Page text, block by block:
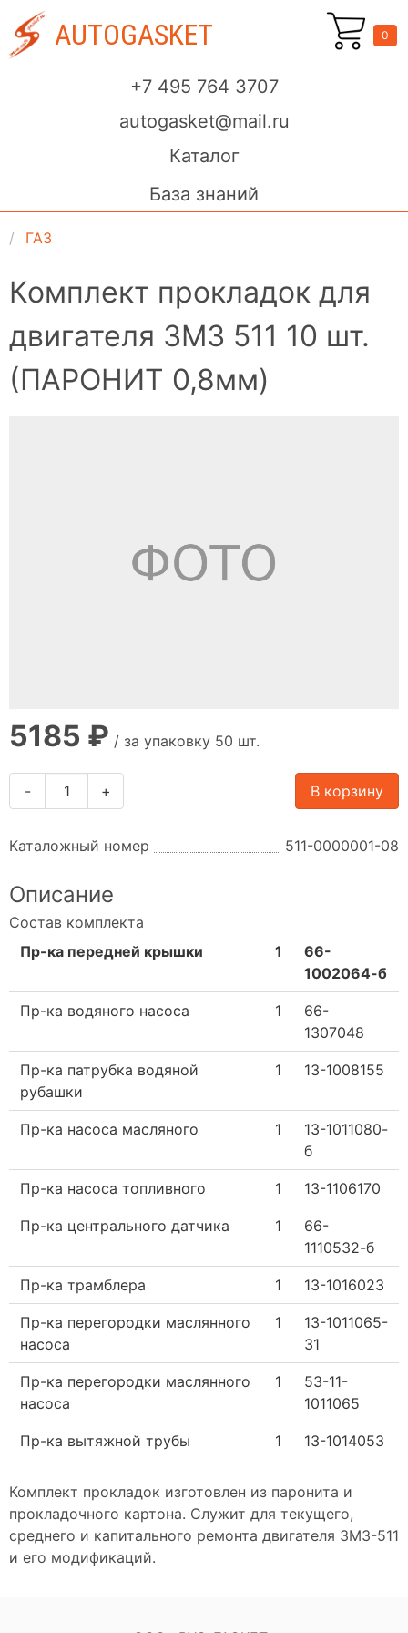
AUTOGASKET
+7 495 764 3707
autogasket@mail.ru
Каталог
База знаний
0
ГАЗ
Комплект прокладок для
двигателя ЗМЗ 511 10 шт.
(ПАРОНИТ 0,8мм)
5185 ₽ / за упаковку 50 шт.
- + В корзину
Каталожный номер 511-0000001-08
Описание
Состав комплекта
Пр-ка передней крышки
1
66-
1002064-б
Пр-ка водяного насоса 1
66-
1307048
Пр-ка патрубка водяной
рубашки
1 13-1008155
Пр-ка насоса масляного 1
13-1011080-
б
Пр-ка насоса топливного 1 13-1106170
Пр-ка центрального датчика 1
66-
1110532-б
Пр-ка трамблера 1 13-1016023
Пр-ка перегородки маслянного
насоса
1
13-1011065-
31
Пр-ка перегородки маслянного
насоса
1
53-11-
1011065
Пр-ка вытяжной трубы 1 13-1014053
Комплект прокладок изготовлен из паронита и
прокладочного картона. Служит для текущего,
среднего и капитального ремонта двигателя ЗМЗ-511
и его модификаций.